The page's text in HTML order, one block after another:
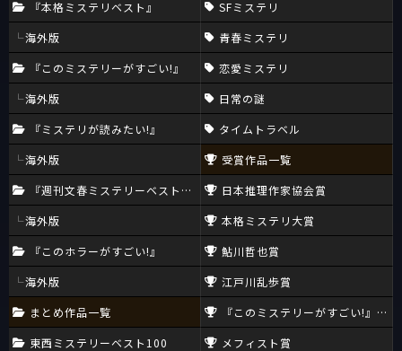
『本格ミステリベスト』
海外版
『このミステリーがすごい!』
海外版
『ミステリが読みたい!』
海外版
『週刊文春ミステリーベスト10』
海外版
『このホラーがすごい!』
海外版
まとめ作品一覧
東西ミステリーベスト100
SFミステリ
青春ミステリ
恋愛ミステリ
日常の謎
タイムトラベル
受賞作品一覧
日本推理作家協会賞
本格ミステリ大賞
鮎川哲也賞
江戸川乱歩賞
『このミステリーがすごい!』大賞
メフィスト賞